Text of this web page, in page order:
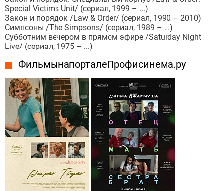
Special Victims Unit/ (сериал, 1999 – ...)
Закон и порядок /Law & Order/ (сериал, 1990 – 2010)
Симпсоны /The Simpsons/ (сериал, 1989 – ...)
Субботним вечером в прямом эфире /Saturday Night
Live/ (сериал, 1975 – ...)
Фильмы на портале Профисинема.ру